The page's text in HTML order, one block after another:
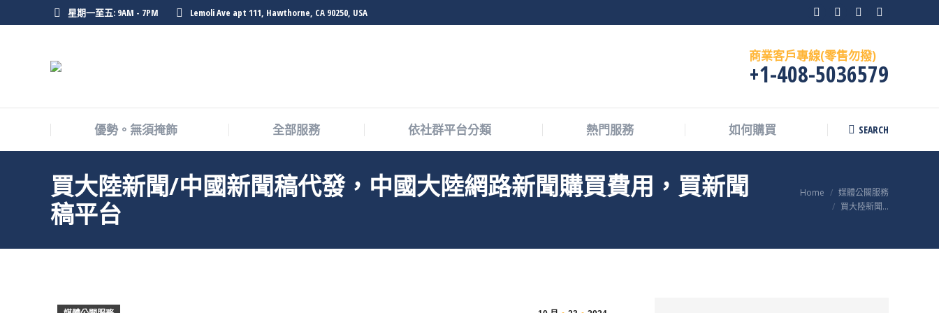
星期一至五: 9AM - 7PM Lemoli Ave apt 111, Hawthorne, CA 90250, USA
Facebook
opens
in
window
X
opens
in
window
Instagram
opens
in
window
Skype
in
window
商業客戶專線(零售勿撥)
+1-408-5036579
優勢。無須掩飾 全部服務 依社群平台分類 熱門服務 如何購買 Search:
SEARCH
買大陸新聞/中國新聞稿代發，中國大陸網路新聞購買費用，買新聞
稿平台
You are here:
Home
媒體公關服務
買大陸新聞...